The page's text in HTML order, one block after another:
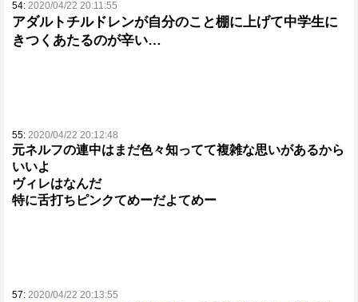
54: 2020/04/22 20:11:55
アダルトチルドレンが自分のこと棚に上げて中学生に
きつくあたるのが辛い…
55: 2020/04/22 20:12:48
元ネルフの連中はまだ色々知ってて複雑な思いがあるから
いいよ
ヴィレはなんだ
特に舌打ちピンクてめーだよてめー
57: 2020/04/22 20:13:55